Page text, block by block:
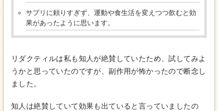
サプリに頼りすぎず、運動や食生活を変えつつ飲むと効
果があったように思います。
リダクティルは私も知人が絶賛していたため、試してみよ
うかと思っていたのですが、副作用が怖かったので断念し
ました。
知人は絶賛していて効果も出ていると言っていましたの